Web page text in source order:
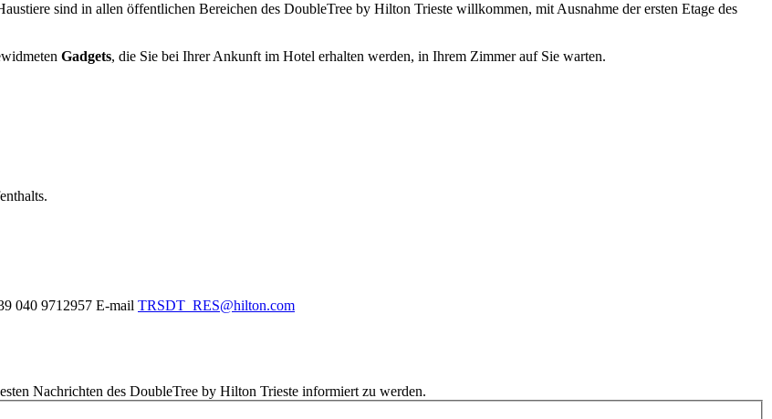
sind in allen öffentlichen Bereichen des DoubleTree by Hilton Trieste willkommen, mit Ausnahme der ersten Etage des
Gadgets, die Sie bei Ihrer Ankunft im Hotel erhalten werden, in Ihrem Zimmer auf Sie warten.
040 9712957 E-mail TRSDT_RES@hilton.com
Nachrichten des DoubleTree by Hilton Trieste informiert zu werden.